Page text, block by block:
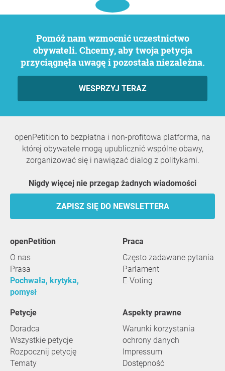
Pomóż nam wzmocnić uczestnictwo
obywateli. Chcemy, aby twoja petycja
przyciągnęła uwagę i pozostała niezależna.
WESPRZYJ TERAZ
openPetition to bezpłatna i non-profitowa platforma, na
której obywatele mogą upublicznić wspólne obawy,
zorganizować się i nawiązać dialog z politykami.
Nigdy więcej nie przegap żadnych wiadomości
ZAPISZ SIĘ DO NEWSLETTERA
openPetition
O nas
Prasa
Pochwała, krytyka,
pomysł
praca
Często zadawane pytania
Parlament
E-Voting
Petycje
Doradca
Wszystkie petycje
Rozpocznij petycję
Tematy
Aspekty prawne
Warunki korzystania
ochrony danych
Impressum
Dostępność